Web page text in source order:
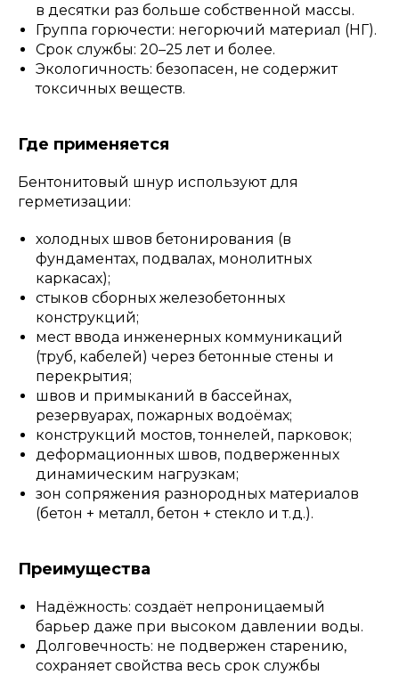
в десятки раз больше собственной массы.
Группа горючести: негорючий материал (НГ).
Срок службы: 20–25 лет и более.
Экологичность: безопасен, не содержит
токсичных веществ.
Где применяется
Бентонитовый шнур используют для
герметизации:
холодных швов бетонирования (в
фундаментах, подвалах, монолитных
каркасах);
стыков сборных железобетонных
конструкций;
мест ввода инженерных коммуникаций
(труб, кабелей) через бетонные стены и
перекрытия;
швов и примыканий в бассейнах,
резервуарах, пожарных водоёмах;
конструкций мостов, тоннелей, парковок;
деформационных швов, подверженных
динамическим нагрузкам;
зон сопряжения разнородных материалов
(бетон + металл, бетон + стекло и т. д.).
Преимущества
Надёжность: создаёт непроницаемый
барьер даже при высоком давлении воды.
Долговечность: не подвержен старению,
сохраняет свойства весь срок службы